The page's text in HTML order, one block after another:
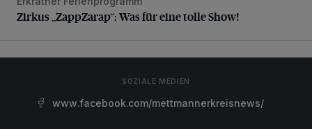
Zirkus „ZappZarap“: Was für eine tolle Show!
Zirkus „ZappZarap“: Was für eine tolle Show!
SOZIALE MEDIEN
www.facebook.com/mettmannerkreisnews/